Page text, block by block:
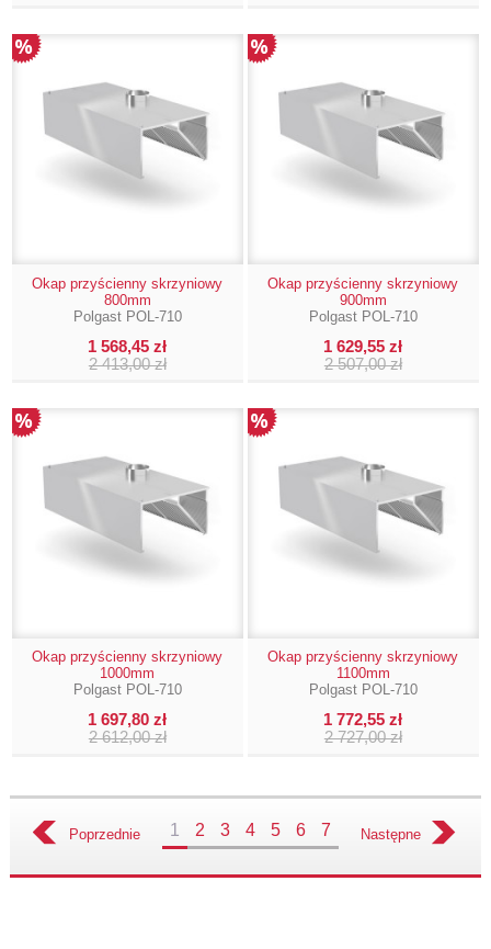
Okap przyścienny skrzyniowy
800mm
Polgast POL-710
1 568,45 zł
2 413,00 zł
Okap przyścienny skrzyniowy
900mm
Polgast POL-710
1 629,55 zł
2 507,00 zł
Okap przyścienny skrzyniowy
1000mm
Polgast POL-710
1 697,80 zł
2 612,00 zł
Okap przyścienny skrzyniowy
1100mm
Polgast POL-710
1 772,55 zł
2 727,00 zł
Poprzednie 1 2 3 4 5 6 7 Następne